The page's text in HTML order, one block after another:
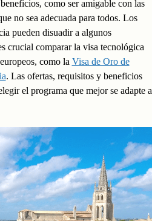
como ser amigable con las
no sea adecuada para todos. Los
pueden disuadir a algunos
crucial comparar la visa tecnológica
como la Visa de Oro de
. Las ofertas, requisitos y beneficios
el programa que mejor se adapte a